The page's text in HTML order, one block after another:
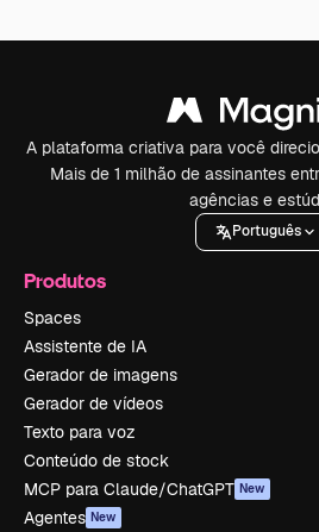
A plataforma criativa para você
Mais de 1 milhão de assinantes
agências e
Português
Produtos
Spaces
Assistente de IA
Gerador de imagens
Gerador de vídeos
Texto para voz
Conteúdo de stock
MCP para Claude/ChatGPT New
Agentes New